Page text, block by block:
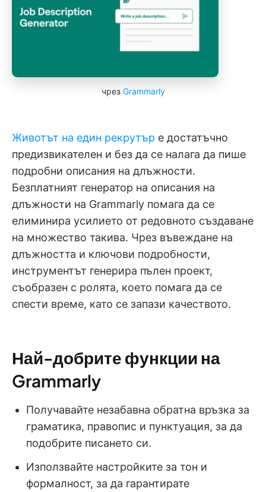
чрез Grammarly
Животът на един рекрутър е достатъчно
предизвикателен и без да се налага да пише
подробни описания на длъжности.
Безплатният генератор на описания на
длъжности на Grammarly помага да се
елиминира усилието от редовното създаване
на множество такива. Чрез въвеждане на
длъжността и ключови подробности,
инструментът генерира пълен проект,
съобразен с ролята, което помага да се
спести време, като се запази качеството.
Най-добрите функции на
Grammarly
Получавайте незабавна обратна връзка за
граматика, правопис и пунктуация, за да
подобрите писането си.
Използвайте настройките за тон и
формалност, за да гарантирате